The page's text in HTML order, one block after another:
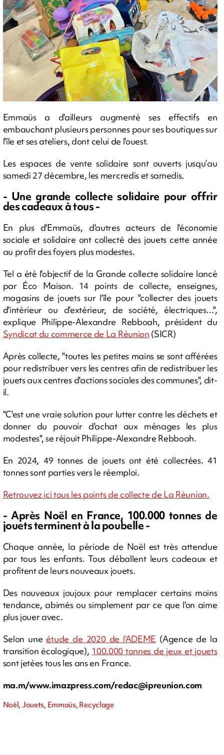
Emmaüs a d'ailleurs augmenté ses effectifs en
embauchant plusieurs personnes pour ses boutiques sur
l'île et ses ateliers, dont celui de l'ouest.
Les espaces de vente solidaire sont ouverts jusqu’au
samedi 27 décembre, les mercredis et samedis.
- Une grande collecte solidaire pour offrir
des cadeaux à tous -
En plus d'Emmaüs, d'autres acteurs de l'économie
sociale et solidaire ont collecté des jouets cette année
au profit des foyers plus modestes.
Tel a été l'objectif de la Grande collecte solidaire lancé
par Éco Maison. 14 points de collecte, enseignes,
magasins de jouets sur l'île pour "collecter des jouets
d'intérieur ou d'extérieur, de société, électriques…",
explique Philippe-Alexandre Rebboah, président du
Syndicat du commerce de La Réunion (SICR)
Après collecte, "toutes les petites mains se sont afférées
pour redistribuer vers les centres afin de redistribuer les
jouets aux centres d'actions sociales des communes", dit-
il.
"C'est une vraie solution pour lutter contre les déchets et
donner du pouvoir d'achat aux ménages les plus
modestes", se réjouit Philippe-Alexandre Rebboah.
En 2024, 49 tonnes de jouets ont été collectées. 41
tonnes sont parties vers le réemploi.
Retrouvez ici tous les points de collecte de La Réunion.
- Après Noël en France, 100.000 tonnes de
jouets terminent à la poubelle -
Chaque année, la période de Noël est très attendue
par tous les enfants. Tous déballent leurs cadeaux et
profitent de leurs nouveaux jouets.
Des nouveaux joujoux pour remplacer certains moins
tendance, abimés ou simplement par ce que l'on aime
plus jouer avec.
Selon une étude de 2020 de l’ADEME (Agence de la
transition écologique), 100.000 tonnes de jeux et jouets
sont jetées tous les ans en France.
ma.m/www.imazpress.com/redac@ipreunion.com
Noël, Jouets, Emmaüs, Recyclage